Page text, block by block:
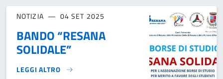
NOTIZIA 04 SET 2025
BANDO “RESANA
SOLIDALE”
LEGGI ALTRO
BANDO “RESANA SOLIDALE”}